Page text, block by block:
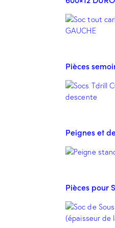
Pièces
Peignes et
Pièces pour